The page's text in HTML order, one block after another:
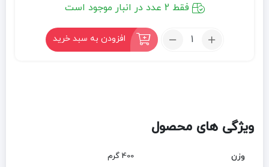
فقط 2 عدد در انبار موجود است
تعداد:
افزودن به سبد خرید
ویژگی های محصول
وزن 400 گرم